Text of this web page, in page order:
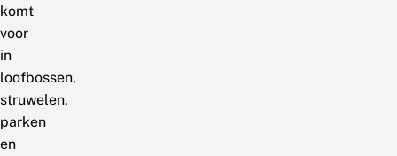
komt
voor
in
loofbossen,
struwelen,
parken
en